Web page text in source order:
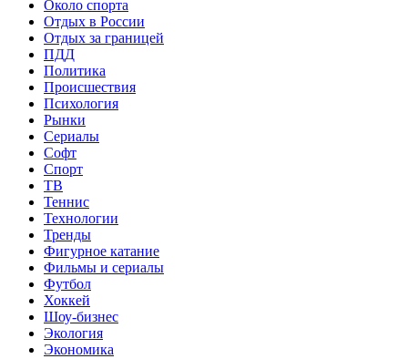
Около спорта
Отдых в России
Отдых за границей
ПДД
Политика
Происшествия
Психология
Рынки
Сериалы
Софт
Спорт
ТВ
Теннис
Технологии
Тренды
Фигурное катание
Фильмы и сериалы
Футбол
Хоккей
Шоу-бизнес
Экология
Экономика